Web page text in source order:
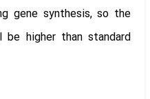
gene synthesis, so the
higher than standard